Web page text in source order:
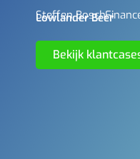
Steffen Bosch -
Lowlander Beer
Bekijk